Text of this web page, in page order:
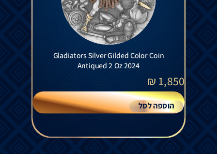
Gladiators Silver Gilded Color Coin
Antiqued 2 Oz 2024
1,850
₪
הוספה לסל